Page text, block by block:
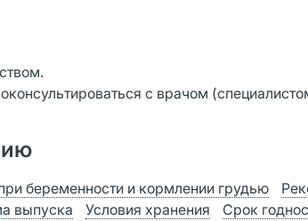
с врачом
беременности и кормлении грудью
выпуска Условия хранения
Срок